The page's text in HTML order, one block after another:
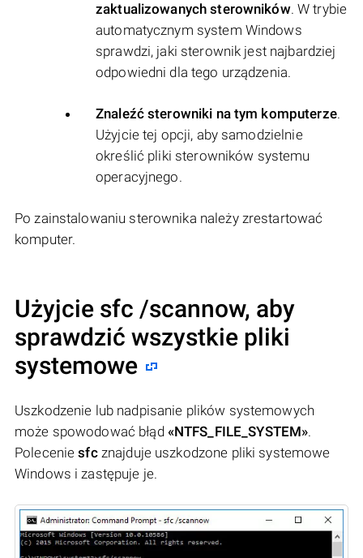
zaktualizowanych sterowników. W trybie
automatycznym system Windows
sprawdzi, jaki sterownik jest najbardziej
odpowiedni dla tego urządzenia.
Znaleźć sterowniki na tym komputerze.
Użyjcie tej opcji, aby samodzielnie
określić pliki sterowników systemu
operacyjnego.
Po zainstalowaniu sterownika należy zrestartować
komputer.
Użyjcie sfc /scannow, aby
sprawdzić wszystkie pliki
systemowe
Uszkodzenie lub nadpisanie plików systemowych
może spowodować błąd «NTFS_FILE_SYSTEM».
Poleceniesfcznajduje uszkodzone pliki systemowe
Windows i zastępuje je.